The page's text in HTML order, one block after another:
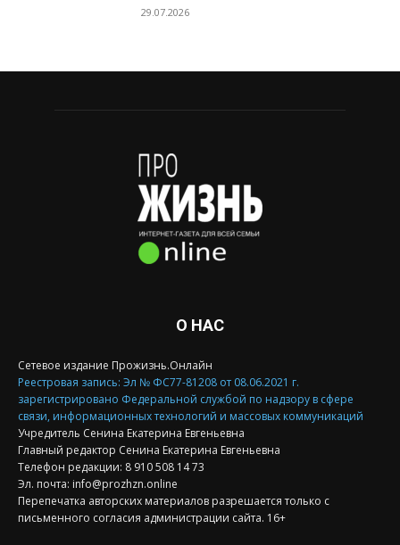
29.07.2026
О НАС
Сетевое издание Прожизнь.Онлайн
Реестровая запись: Эл № ФС77-81208 от 08.06.2021 г.
зарегистрировано Федеральной службой по надзору в сфере
связи, информационных технологий и массовых коммуникаций
Учредитель Сенина Екатерина Евгеньевна
Главный редактор Сенина Екатерина Евгеньевна
Телефон редакции: 8 910 508 14 73
Эл. почта: info@prozhzn.online
Перепечатка авторских материалов разрешается только с
письменного согласия администрации сайта. 16+